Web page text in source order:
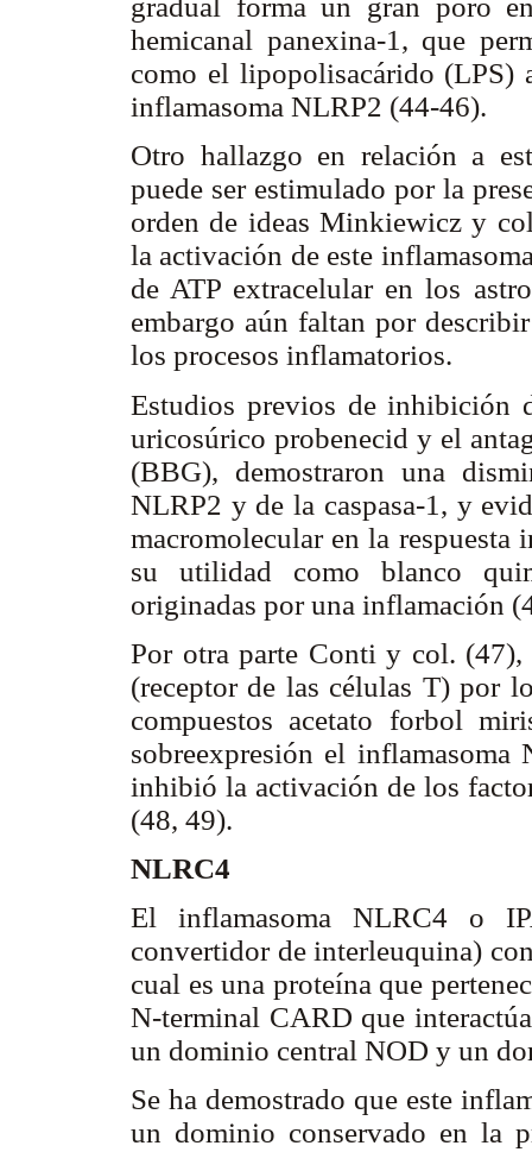
gradual forma un gran poro
hemicanal panexina-1, que
como el lipopolisacárido (LPS)
inflamasoma NLRP2 (44-46).
Otro hallazgo en relación a
puede ser estimulado por la
orden de ideas Minkiewicz y
la activación de este
de ATP extracelular en los
embargo aún faltan por
los procesos inflamatorios.
Estudios previos de inhibición
uricosúrico probenecid y el
(BBG), demostraron una
NLRP2 y de la caspasa-1, y
macromolecular en la
su utilidad como blanco
originadas por una inflamación
Por otra parte Conti y col.
(receptor de las células T) por
compuestos acetato forbol
sobreexpresión el
inhibió la activación de los
(48, 49).
NLRC4
El inflamasoma NLRC4 o
convertidor de interleuquina)
cual es una proteína que
N-terminal CARD que
un dominio central NOD y un
Se ha demostrado que este
un dominio conservado en la